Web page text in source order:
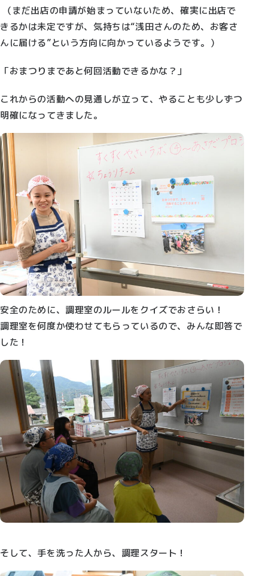
（まだ出店の申請が始まっていないため、確実に出店で
きるかは未定ですが、気持ちは“浅田さんのため、お客さ
んに届ける”という方向に向かっているようです。）
「おまつりまであと何回活動できるかな？」
これからの活動への見通しが立って、やることも少しずつ
明確になってきました。
安全のために、調理室のルールをクイズでおさらい！
調理室を何度か使わせてもらっているので、みんな即答で
した！
そして、手を洗った人から、調理スタート！